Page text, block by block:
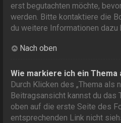
erst begutachten möchte,
werden. Bitte kontaktiere die
du weitere Informationen dazu
Nach oben
Wie markiere ich ein Thema
Durch Klicken des „Thema als
Beitragsansicht kannst du das
oben auf die erste Seite des
entsprechenden Link nicht